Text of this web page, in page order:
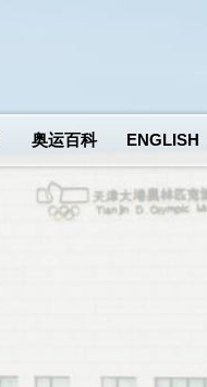
奥运百科 ENGLISH